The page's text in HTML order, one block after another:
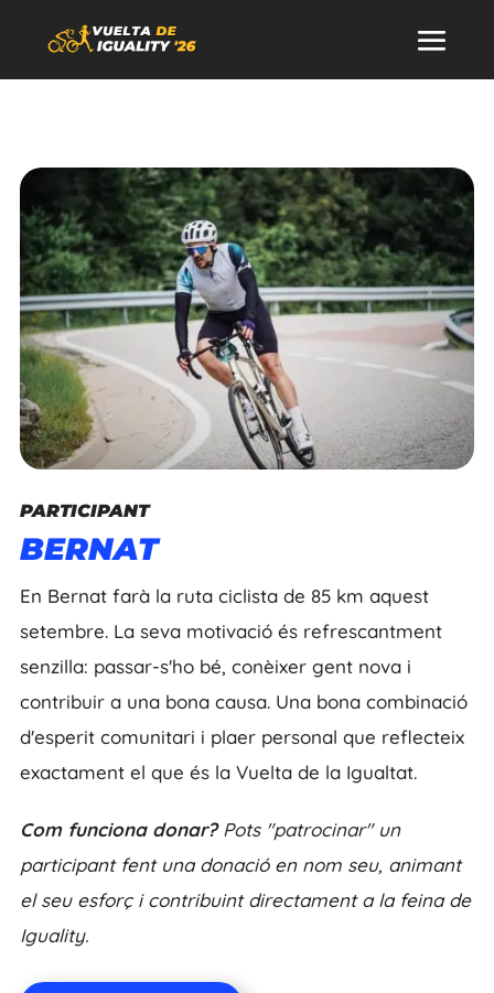
PARTICIPANT
BERNAT
En Bernat farà la ruta ciclista de 85 km aquest
setembre. La seva motivació és refrescantment
senzilla: passar-s'ho bé, conèixer gent nova i
contribuir a una bona causa. Una bona combinació
d'esperit comunitari i plaer personal que reflecteix
exactament el que és la Vuelta de la Igualtat.
Com funciona donar?Pots "patrocinar" un
participant fent una donació en nom seu, animant
el seu esforç i contribuint directament a la feina de
Iguality.